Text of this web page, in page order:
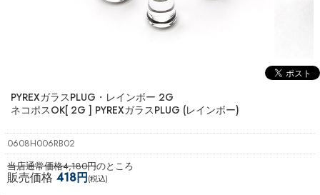
PYREXガラスPLUG・レインボー 2G
ネコポスOK[ 2G ] PYREXガラスPLUG (レインボー)
0608H006RB02
当店通常価格4,180円のところ
販売価格 418円(税込)